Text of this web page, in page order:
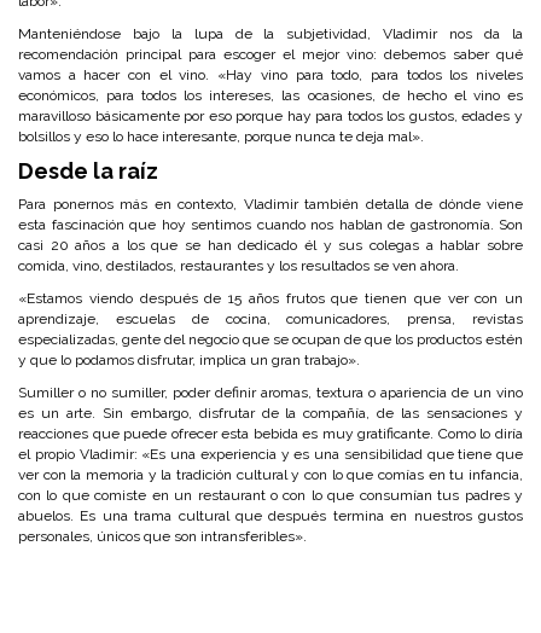
Manteniéndose bajo la lupa de la subjetividad, Vladimir nos da la
recomendación principal para escoger el mejor vino: debemos saber qué
vamos a hacer con el vino. «Hay vino para todo, para todos los niveles
económicos, para todos los intereses, las ocasiones, de hecho el vino es
maravilloso básicamente por eso porque hay para todos los gustos, edades y
bolsillos y eso lo hace interesante, porque nunca te deja mal».
Desde la raíz
Para ponernos más en contexto, Vladimir también detalla de dónde viene
esta fascinación que hoy sentimos cuando nos hablan de gastronomía. Son
casi 20 años a los que se han dedicado él y sus colegas a hablar sobre
comida, vino, destilados, restaurantes y los resultados se ven ahora.
«Estamos viendo después de 15 años frutos que tienen que ver con un
aprendizaje, escuelas de cocina, comunicadores, prensa, revistas
especializadas, gente del negocio que se ocupan de que los productos estén
y que lo podamos disfrutar, implica un gran trabajo».
Sumiller o no sumiller, poder definir aromas, textura o apariencia de un vino
es un arte. Sin embargo, disfrutar de la compañía, de las sensaciones y
reacciones que puede ofrecer esta bebida es muy gratificante. Como lo diría
el propio Vladimir: «Es una experiencia y es una sensibilidad que tiene que
ver con la memoria y la tradición cultural y con lo que comías en tu infancia,
con lo que comiste en un restaurant o con lo que consumían tus padres y
abuelos. Es una trama cultural que después termina en nuestros gustos
personales, únicos que son intransferibles».